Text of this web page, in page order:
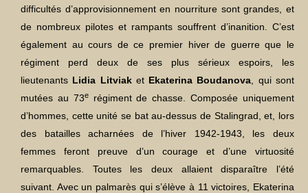
difficultés d’approvisionnement en nourriture sont grandes, et
de nombreux pilotes et rampants souffrent d’inanition. C’est
également au cours de ce premier hiver de guerre que le
régiment perd deux de ses plus sérieux espoirs, les
lieutenants Lidia Litviaket Ekaterina Boudanova , qui sont
mutées au 73erégiment de chasse. Composée uniquement
d’hommes, cette unité se bat au-dessus de Stalingrad, et, lors
des batailles acharnées de l’hiver 1942-1943, les deux
femmes feront preuve d’un courage et d’une virtuosité
remarquables. Toutes les deux allaient disparaître l’été
suivant. Avec un palmarès qui s’élève à 11 victoires, Ekaterina